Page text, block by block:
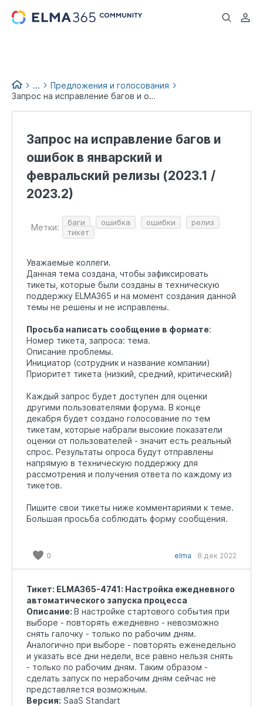
...
...
Предложения и голосования
Запрос на исправление багов и ошибок в январский и февральский релизы (2023.1 / 2023.2)
Запрос на исправление багов и
ошибок в январский и
февральский релизы (2023.1 /
2023.2)
Метки: баги ошибка ошибки
релиз
тикет
Уважаемые коллеги.
Данная тема создана, чтобы зафиксировать
тикеты, которые были созданы в техническую
поддержку ELMA365 и на момент создания данной
темы не решены и не исправлены.
Просьба написать сообщение в формате:
Номер тикета, запроса: тема.
Описание проблемы.
Инициатор (сотрудник и название компании)
Приоритет тикета (низкий, средний, критический)
Каждый запрос будет доступен для оценки
другими пользователями форума. В конце
декабря будет создано голосование по тем
тикетам, которые набрали высокие показатели
оценки от пользователей - значит есть реальный
спрос. Результаты опроса будут отправлены
напрямую в техническую поддержку для
рассмотрения и получения ответа по каждому из
тикетов.
Пишите свои тикеты ниже комментариями к теме.
Большая просьба соблюдать форму сообщения.
0 elma 8 дек 2022
Тикет: ELMA365-4741: Настройка ежедневного
автоматического запуска процесса
Описание: В настройке стартового события при
выборе - повторять ежедневно - невозможно
снять галочку - только по рабочим дням.
Аналогично при выборе - повторять еженедельно
и указать все дни недели, все равно нельзя снять
- только по рабочим дням. Таким образом -
сделать запуск по нерабочим дням сейчас не
представляется возможным.
Версия: SaaS Standart